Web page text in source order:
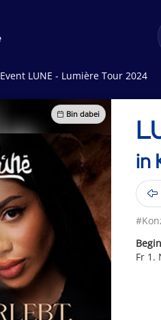
Event LUNE - Lumière Tour 2024
Bin dabei
in
Fr 1.